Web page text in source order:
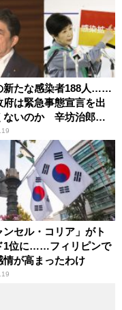
新たな感染者188人……
府は緊急事態宣言を出
ないのか 辛坊治郎が
ンセル・コリア」がト
1位に……フィリピンで
情が高まったわけ